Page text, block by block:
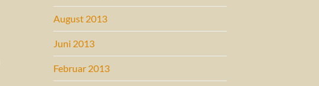
August 2013
Juni 2013
Februar 2013